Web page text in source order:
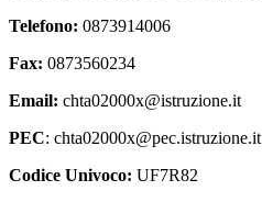
Telefono: 0873914006
Fax: 0873560234
Email: chta02000x@istruzione.it
PEC: chta02000x@pec.istruzione.it
Codice Univoco: UF7R82